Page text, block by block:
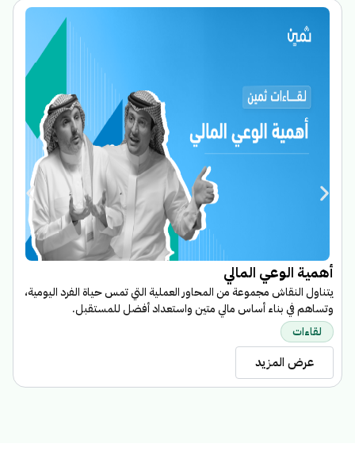
أهمية الوعي المالي
يتناول النقاش مجموعة من المحاور العملية التي تمس حياة الفرد اليومية،
وتساهم في بناء أساس مالي متين واستعداد أفضل للمستقبل.
لقاءات
عرض المزيد